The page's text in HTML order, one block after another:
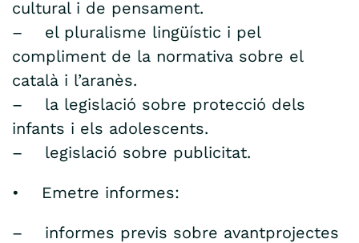
cultural i de pensament.
– el pluralisme lingüístic i pel
compliment de la normativa sobre el
català i l’aranès.
– la legislació sobre protecció dels
infants i els adolescents.
– legislació sobre publicitat.
• Emetre informes:
– informes previs sobre avantprojectes